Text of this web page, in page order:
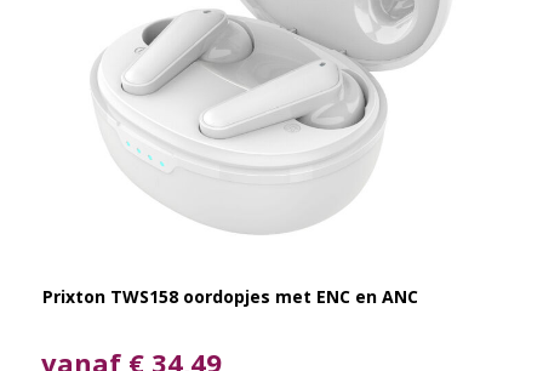
Prixton TWS158 oordopjes met ENC en ANC
vanaf € 34,49